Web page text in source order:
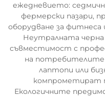
ежедневието:
фермерски пазари,
оборудване за фитнеса
Неутралната
съвместимост с
на потребителите
лаптопи или
компрометират
Екологичните